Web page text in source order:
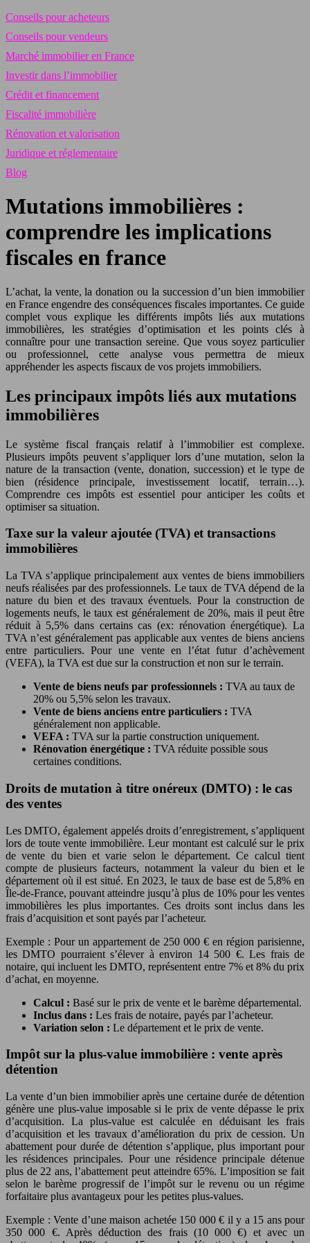
Conseils pour acheteurs
Conseils pour vendeurs
Marché immobilier en France
Investir dans l’immobilier
Crédit et financement
Fiscalité immobilière
Rénovation et valorisation
Juridique et réglementaire
Blog
Mutations immobilières :
comprendre les implications
fiscales en france
L’achat, la vente, la donation ou la succession d’un bien immobilier
en France engendre des conséquences fiscales importantes. Ce guide
complet vous explique les différents impôts liés aux mutations
immobilières, les stratégies d’optimisation et les points clés à
connaître pour une transaction sereine. Que vous soyez particulier
ou professionnel, cette analyse vous permettra de mieux
appréhender les aspects fiscaux de vos projets immobiliers.
Les principaux impôts liés aux mutations
immobilières
Le système fiscal français relatif à l’immobilier est complexe.
Plusieurs impôts peuvent s’appliquer lors d’une mutation, selon la
nature de la transaction (vente, donation, succession) et le type de
bien (résidence principale, investissement locatif, terrain…).
Comprendre ces impôts est essentiel pour anticiper les coûts et
optimiser sa situation.
Taxe sur la valeur ajoutée (TVA) et transactions
immobilières
La TVA s’applique principalement aux ventes de biens immobiliers
neufs réalisées par des professionnels. Le taux de TVA dépend de la
nature du bien et des travaux éventuels. Pour la construction de
logements neufs, le taux est généralement de 20%, mais il peut être
réduit à 5,5% dans certains cas (ex: rénovation énergétique). La
TVA n’est généralement pas applicable aux ventes de biens anciens
entre particuliers. Pour une vente en l’état futur d’achèvement
(VEFA), la TVA est due sur la construction et non sur le terrain.
Vente de biens neufs par professionnels : TVA au taux de
20% ou 5,5% selon les travaux.
Vente de biens anciens entre particuliers : TVA
généralement non applicable.
VEFA : TVA sur la partie construction uniquement.
Rénovation énergétique : TVA réduite possible sous
certaines conditions.
Droits de mutation à titre onéreux (DMTO) : le cas
des ventes
Les DMTO, également appelés droits d’enregistrement, s’appliquent
lors de toute vente immobilière. Leur montant est calculé sur le prix
de vente du bien et varie selon le département. Ce calcul tient
compte de plusieurs facteurs, notamment la valeur du bien et le
département où il est situé. En 2023, le taux de base est de 5,8% en
Île-de-France, pouvant atteindre jusqu’à plus de 10% pour les ventes
immobilières les plus importantes. Ces droits sont inclus dans les
frais d’acquisition et sont payés par l’acheteur.
Exemple : Pour un appartement de 250 000 € en région parisienne,
les DMTO pourraient s’élever à environ 14 500 €. Les frais de
notaire, qui incluent les DMTO, représentent entre 7% et 8% du prix
d’achat, en moyenne.
Calcul : Basé sur le prix de vente et le barème départemental.
Inclus dans : Les frais de notaire, payés par l’acheteur.
Variation selon : Le département et le prix de vente.
Impôt sur la plus-value immobilière : vente après
détention
La vente d’un bien immobilier après une certaine durée de détention
génère une plus-value imposable si le prix de vente dépasse le prix
d’acquisition. La plus-value est calculée en déduisant les frais
d’acquisition et les travaux d’amélioration du prix de cession. Un
abattement pour durée de détention s’applique, plus important pour
les résidences principales. Pour une résidence principale détenue
plus de 22 ans, l’abattement peut atteindre 65%. L’imposition se fait
selon le barème progressif de l’impôt sur le revenu ou un régime
forfaitaire plus avantageux pour les petites plus-values.
Exemple : Vente d’une maison achetée 150 000 € il y a 15 ans pour
350 000 €. Après déduction des frais (10 000 €) et avec un